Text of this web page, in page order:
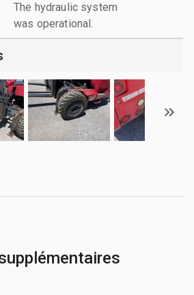
The hydraulic system
was operational.